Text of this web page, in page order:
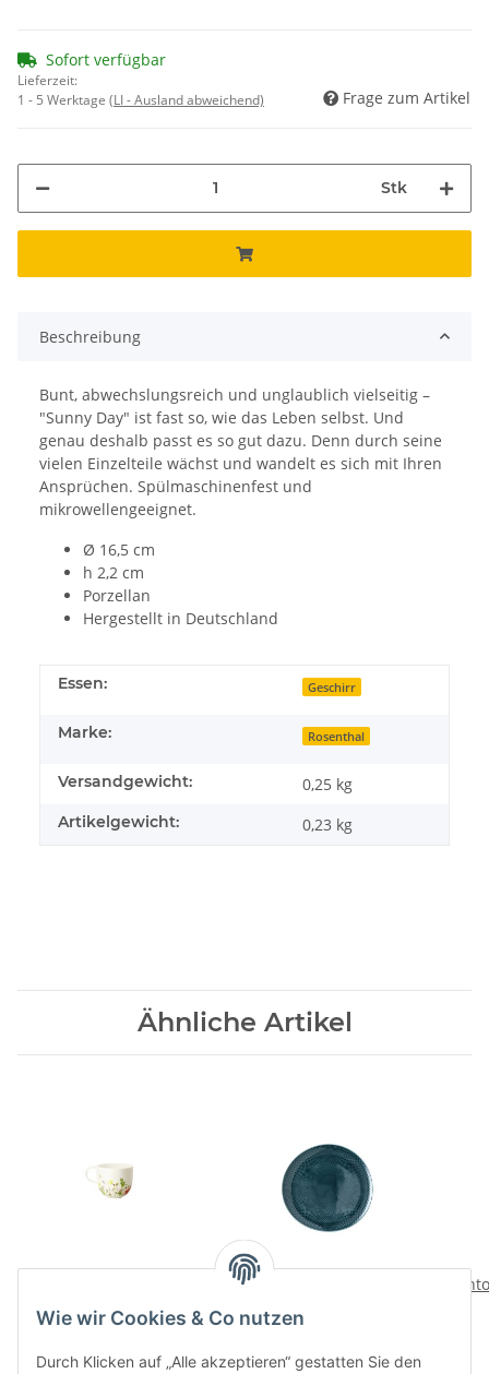
Sofort verfügbar
Lieferzeit:
1 - 5 Werktage (LI - Ausland abweichend) Frage zum Artikel
Stk
Beschreibung
Bunt, abwechslungsreich und unglaublich vielseitig –
"Sunny Day" ist fast so, wie das Leben selbst. Und
genau deshalb passt es so gut dazu. Denn durch seine
vielen Einzelteile wächst und wandelt es sich mit Ihren
Ansprüchen. Spülmaschinenfest und
mikrowellengeeignet.
Ø 16,5 cm
h 2,2 cm
Porzellan
Hergestellt in Deutschland
Essen: Geschirr
Marke: Rosenthal
Versandgewicht: 0,25 kg
Artikelgewicht: 0,23 kg
Ähnliche Artikel
Obertasse
26,00 CHF*
38,00 CHF
Wie wir Cookies & Co nutzen
Durch Klicken auf „Alle akzeptieren“ gestatten Sie den